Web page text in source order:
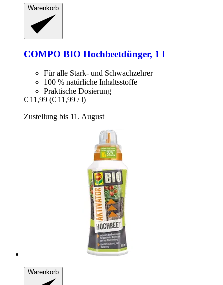
Warenkorb
COMPO BIO Hochbeetdünger, 1 l
Für alle Stark- und Schwachzehrer
100 % natürliche Inhaltsstoffe
Praktische Dosierung
€ 11,99 (€ 11,99 / l)
Zustellung bis 11. August
Warenkorb